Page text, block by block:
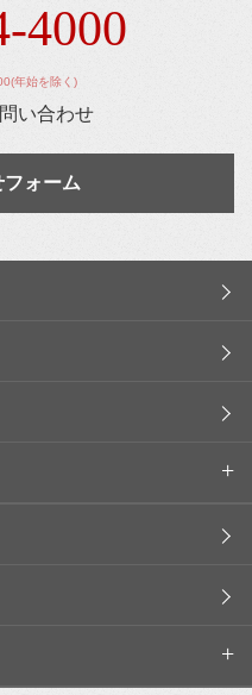
4000
年始を除く)
い合わせ
ォーム